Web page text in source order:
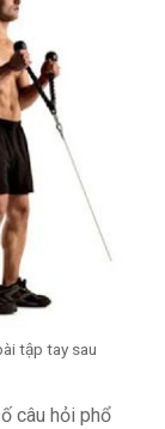
tập tay sau
câu hỏi phổ